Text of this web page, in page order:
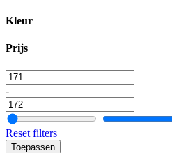
Kleur
Prijs
-
Reset filters
Toepassen